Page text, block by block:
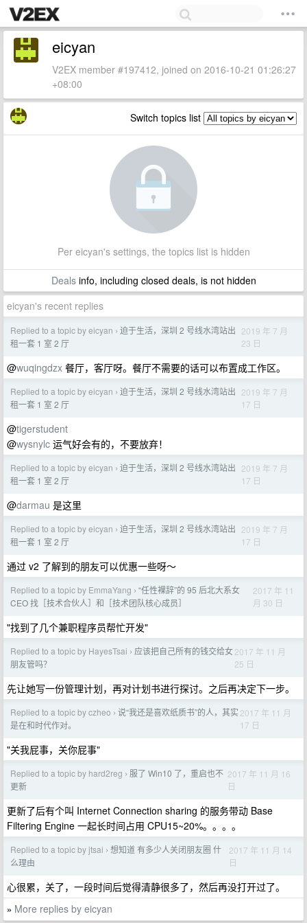
eicyan
V2EX member #197412, joined on 2016-10-21 01:26:27
+08:00
Switch topics list
Per eicyan's settings, the topics list is hidden
Dealsinfo, including closed deals, is not hidden
eicyan's recent replies
Replied to a topic by eicyan › 迫于生活，深圳 2 号线水湾站出
租一套 1 室 2 厅
2019 年 7 月
23 日
@wuqingdzx 餐厅，客厅呀。餐厅不需要的话可以布置成工作区。
Replied to a topic by eicyan › 迫于生活，深圳 2 号线水湾站出
租一套 1 室 2 厅
2019 年 7 月
17 日
@tigerstudent
@wysnylc 运气好会有的，不要放弃！
Replied to a topic by eicyan › 迫于生活，深圳 2 号线水湾站出
租一套 1 室 2 厅
2019 年 7 月
17 日
@darmau 是这里
Replied to a topic by eicyan › 迫于生活，深圳 2 号线水湾站出
租一套 1 室 2 厅
2019 年 7 月
17 日
通过 v2 了解到的朋友可以优惠一些呀～
Replied to a topic by EmmaYang › “任性裸辞”的 95 后北大系女
CEO 找［技术合伙人］和［技术团队核心成员］
2017 年 11
月 30 日
"找到了几个兼职程序员帮忙开发"
Replied to a topic by HayesTsai › 应该把自己所有的钱交给女
朋友管吗？
2017 年 11 月
25 日
先让她写一份管理计划，再对计划书进行探讨。之后再决定下一步。
Replied to a topic by czheo › 说“我还是喜欢纸质书”的人，其实
是在和时代作对。
2017 年 11 月
17 日
"关我屁事，关你屁事"
Replied to a topic by hard2reg › 服了 Win10 了，重启也不
更新
2017 年 11 月 16
日
更新了后有个叫 Internet Connection sharing 的服务带动 Base
Filtering Engine 一起长时间占用 CPU15~20%。。。。
Replied to a topic by jtsai › 想知道 有多少人关闭朋友圈 什
么理由
2017 年 11 月 14
日
心很累，关了，一段时间后觉得清静很多了，然后再没打开过了。
» More replies by eicyan